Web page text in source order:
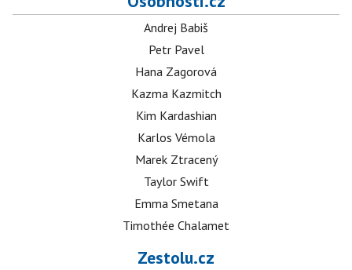
Andrej Babiš
Petr Pavel
Hana Zagorová
Kazma Kazmitch
Kim Kardashian
Karlos Vémola
Marek Ztracený
Taylor Swift
Emma Smetana
Timothée Chalamet
Zestolu.cz